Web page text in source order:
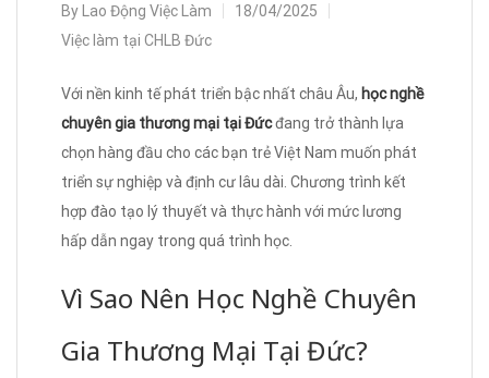
By Lao Động Việc Làm
18/04/2025
Việc làm tại CHLB Đức
Với nền kinh tế phát triển bậc nhất châu Âu, học nghề
chuyên gia thương mại tại Đứcđang trở thành lựa
chọn hàng đầu cho các bạn trẻ Việt Nam muốn phát
triển sự nghiệp và định cư lâu dài. Chương trình kết
hợp đào tạo lý thuyết và thực hành với mức lương
hấp dẫn ngay trong quá trình học.
Vì Sao Nên Học Nghề Chuyên
Gia Thương Mại Tại Đức?